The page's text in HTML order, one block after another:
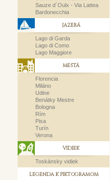
Sauze d´Oulx - Via Lattea
Bardonecchia
JAZERÁ
Lago di Garda
Lago di Como
Lago Maggiore
MESTÁ
Florencia
Miláno
Udine
Benátky Mestre
Bologna
Rím
Pisa
Turín
Verona
VIDIEK
Toskánsky vidiek
LEGENDA K PIKTOGRAMOM